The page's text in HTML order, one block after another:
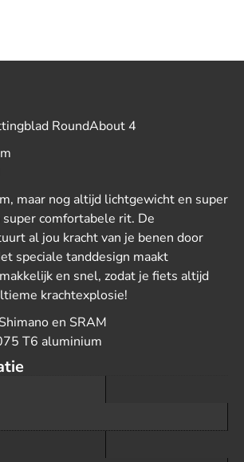
RoundAbout 4
maar nog altijd lichtgewicht en super
comfortabele rit. De
al jou kracht van je benen door
speciale tanddesign maakt
en snel, zodat je fiets altijd
krachtexplosie!
en SRAM
T6 aluminium